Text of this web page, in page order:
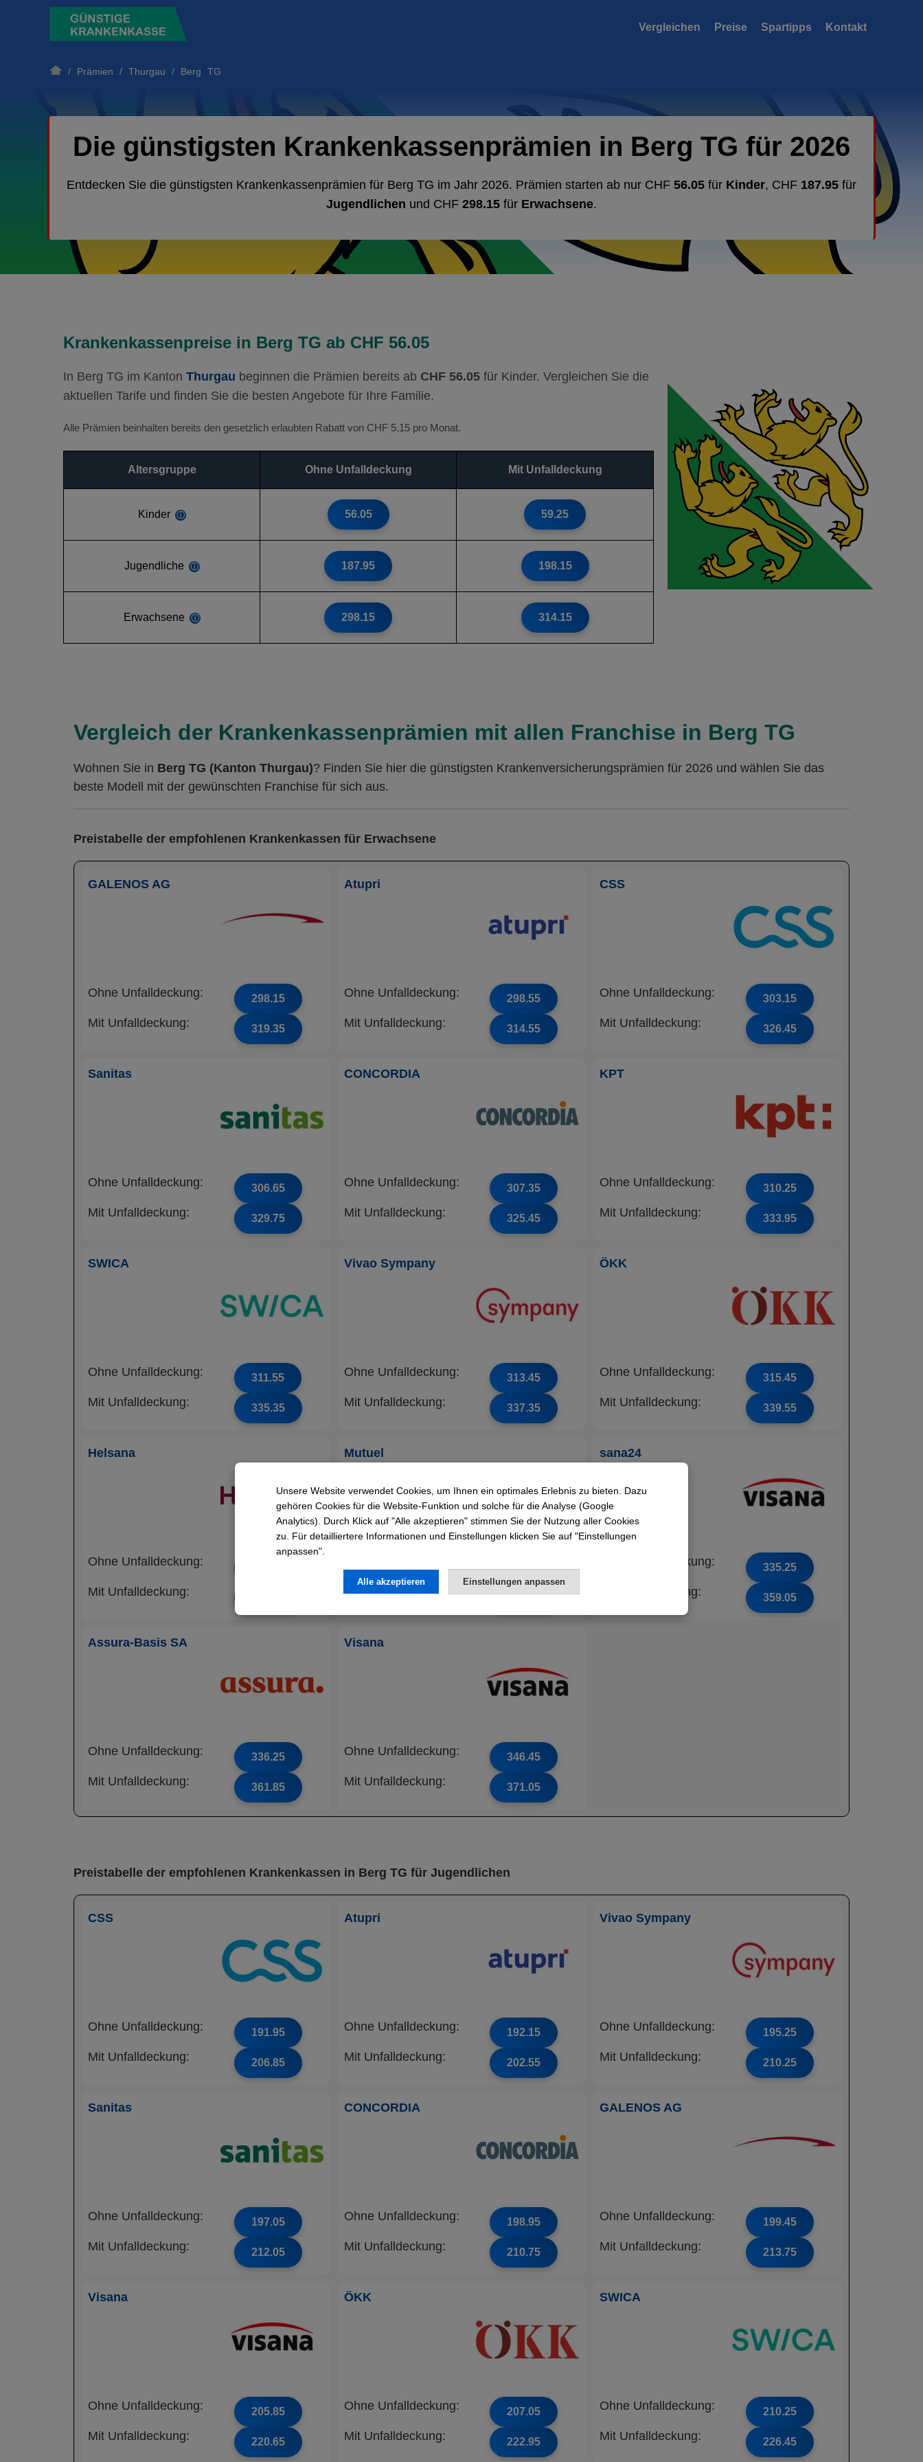
Vergleichen Preise Spartipps Kontakt
/ Prämien / Thurgau / Berg TG
Die günstigsten Krankenkassenprämien in Berg TG für 2026
Entdecken Sie die günstigsten Krankenkassenprämien für Berg TG im Jahr 2026. Prämien starten ab nur CHF 56.05 für Kinder, CHF 187.95 für
Jugendlichen und CHF 298.15 für Erwachsene.
Krankenkassenpreise in Berg TG ab CHF 56.05
In Berg TG im Kanton Thurgau beginnen die Prämien bereits ab CHF 56.05 für Kinder. Vergleichen Sie die
aktuellen Tarife und finden Sie die besten Angebote für Ihre Familie.
Alle Prämien beinhalten bereits den gesetzlich erlaubten Rabatt von CHF 5.15 pro Monat.
Altersgruppe Ohne Unfalldeckung Mit Unfalldeckung
Kinder ⓘ 56.05 59.25
Jugendliche ⓘ 187.95 198.15
Erwachsene ⓘ 298.15 314.15
Vergleich der Krankenkassenprämien mit allen Franchise in Berg TG
Wohnen Sie in Berg TG (Kanton Thurgau)? Finden Sie hier die günstigsten Krankenversicherungsprämien für 2026 und wählen Sie das
beste Modell mit der gewünschten Franchise für sich aus.
Preistabelle der empfohlenen Krankenkassen für Erwachsene
GALENOS AG
Ohne Unfalldeckung: 298.15
Mit Unfalldeckung: 319.35
Atupri
Ohne Unfalldeckung: 298.55
Mit Unfalldeckung: 314.55
CSS
Ohne Unfalldeckung: 303.15
Mit Unfalldeckung: 326.45
Sanitas
Ohne Unfalldeckung: 306.65
Mit Unfalldeckung: 329.75
CONCORDIA
Ohne Unfalldeckung: 307.35
Mit Unfalldeckung: 325.45
KPT
Ohne Unfalldeckung: 310.25
Mit Unfalldeckung: 333.95
SWICA
Ohne Unfalldeckung: 311.55
Mit Unfalldeckung: 335.35
Vivao Sympany
Ohne Unfalldeckung: 313.45
Mit Unfalldeckung: 337.35
ÖKK
Ohne Unfalldeckung: 315.45
Mit Unfalldeckung: 339.55
Helsana
Ohne Unfalldeckung:
Mit Unfalldeckung:
Mutuel
AG
330.15
Mit Unfalldeckung: 355.35
sana24
Ohne Unfalldeckung: 335.25
Mit Unfalldeckung: 359.05
Assura-Basis SA
Ohne Unfalldeckung: 336.25
Mit Unfalldeckung: 361.85
Visana
Ohne Unfalldeckung: 346.45
Mit Unfalldeckung: 371.05
Preistabelle der empfohlenen Krankenkassen in Berg TG für Jugendlichen
CSS
Ohne Unfalldeckung: 191.95
Mit Unfalldeckung: 206.85
Atupri
Ohne Unfalldeckung: 192.15
Mit Unfalldeckung: 202.55
Vivao Sympany
Ohne Unfalldeckung: 195.25
Mit Unfalldeckung: 210.25
Sanitas
Ohne Unfalldeckung: 197.05
Mit Unfalldeckung: 212.05
CONCORDIA
Ohne Unfalldeckung: 198.95
Mit Unfalldeckung: 210.75
GALENOS AG
Ohne Unfalldeckung: 199.45
Mit Unfalldeckung: 213.75
Visana
Ohne Unfalldeckung: 205.85
Mit Unfalldeckung: 220.65
ÖKK
Ohne Unfalldeckung: 207.05
Mit Unfalldeckung: 222.95
SWICA
Ohne Unfalldeckung: 210.25
Mit Unfalldeckung: 226.45
Unsere Website verwendet Cookies, um Ihnen ein optimales Erlebnis zu bieten. Dazu
gehören Cookies für die Website-Funktion und solche für die Analyse (Google
Analytics). Durch Klick auf "Alle akzeptieren" stimmen Sie der Nutzung aller Cookies
zu. Für detailliertere Informationen und Einstellungen klicken Sie auf "Einstellungen
anpassen".
Alle akzeptieren Einstellungen anpassen